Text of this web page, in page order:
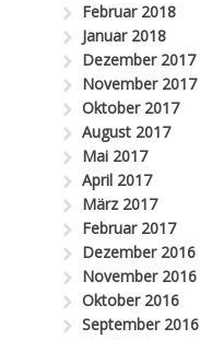
Februar 2018
Januar 2018
Dezember 2017
November 2017
Oktober 2017
August 2017
Mai 2017
April 2017
März 2017
Februar 2017
Dezember 2016
November 2016
Oktober 2016
September 2016